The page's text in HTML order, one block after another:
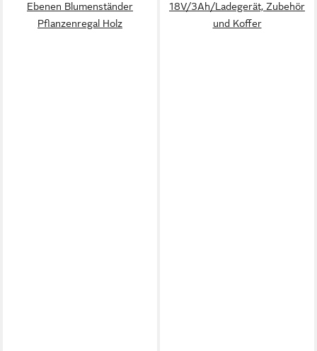
Ebenen Blumenständer
Pflanzenregal Holz
18V/3Ah/Ladegerät, Zubehör
und Koffer